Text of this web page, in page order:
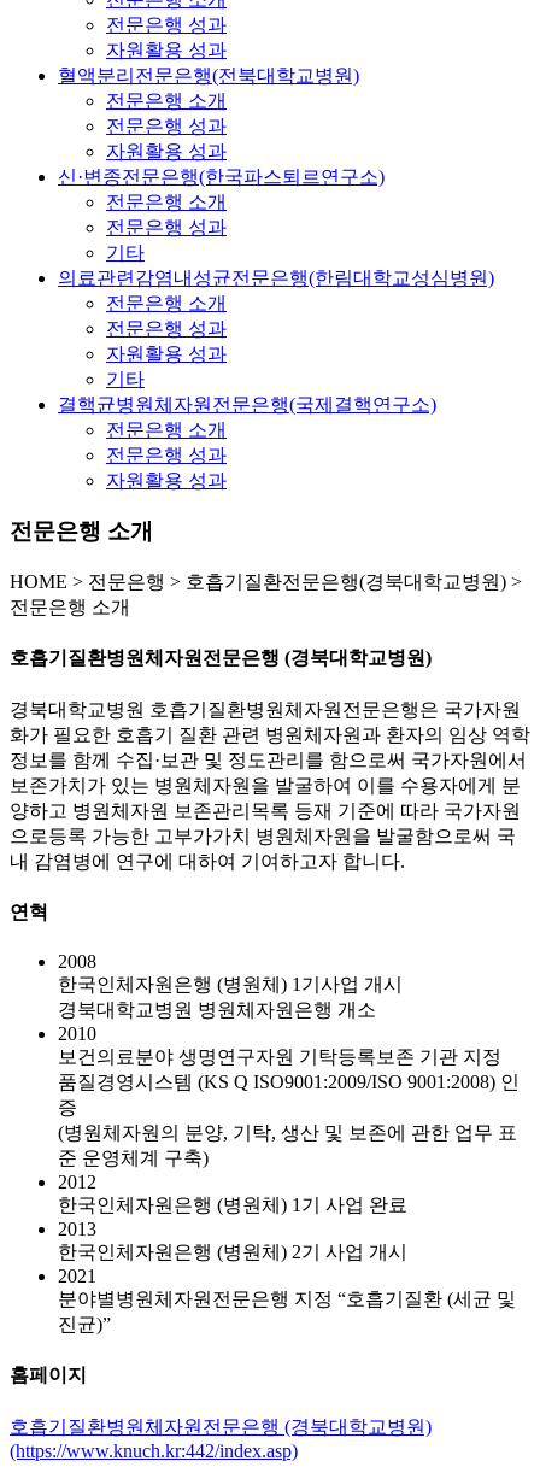
전문은행 성과
자원활용 성과
혈액분리전문은행(전북대학교병원)
전문은행 소개
전문은행 성과
자원활용 성과
신·변종전문은행(한국파스퇴르연구소)
전문은행 소개
전문은행 성과
기타
의료관련감염내성균전문은행(한림대학교성심병원)
전문은행 소개
전문은행 성과
자원활용 성과
기타
결핵균병원체자원전문은행(국제결핵연구소)
전문은행 소개
전문은행 성과
자원활용 성과
전문은행 소개
HOME > 전문은행 > 호흡기질환전문은행(경북대학교병원) >
전문은행 소개
호흡기질환병원체자원전문은행 (경북대학교병원)
경북대학교병원 호흡기질환병원체자원전문은행은 국가자원
화가 필요한 호흡기 질환 관련 병원체자원과 환자의 임상 역학
정보를 함께 수집·보관 및 정도관리를 함으로써 국가자원에서
보존가치가 있는 병원체자원을 발굴하여 이를 수용자에게 분
양하고 병원체자원 보존관리목록 등재 기준에 따라 국가자원
으로등록 가능한 고부가가치 병원체자원을 발굴함으로써 국
내 감염병에 연구에 대하여 기여하고자 합니다.
연혁
2008
한국인체자원은행 (병원체) 1기사업 개시
경북대학교병원 병원체자원은행 개소
2010
보건의료분야 생명연구자원 기탁등록보존 기관 지정
품질경영시스템 (KS Q ISO9001:2009/ISO 9001:2008) 인
증
(병원체자원의 분양, 기탁, 생산 및 보존에 관한 업무 표
준 운영체계 구축)
2012
한국인체자원은행 (병원체) 1기 사업 완료
2013
한국인체자원은행 (병원체) 2기 사업 개시
2021
분야별병원체자원전문은행 지정 “호흡기질환 (세균 및
진균)”
홈페이지
호흡기질환병원체자원전문은행 (경북대학교병원)
(https://www.knuch.kr:442/index.asp)